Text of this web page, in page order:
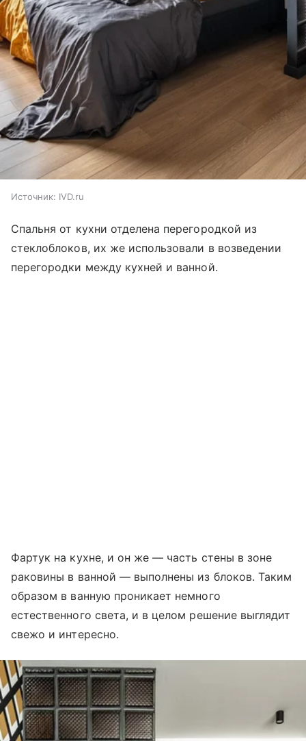
Источник: IVD.ru
Спальня от кухни отделена перегородкой из
стеклоблоков, их же использовали в возведении
перегородки между кухней и ванной.
Фартук на кухне, и он же — часть стены в зоне
раковины в ванной — выполнены из блоков. Таким
образом в ванную проникает немного
естественного света, и в целом решение выглядит
свежо и интересно.